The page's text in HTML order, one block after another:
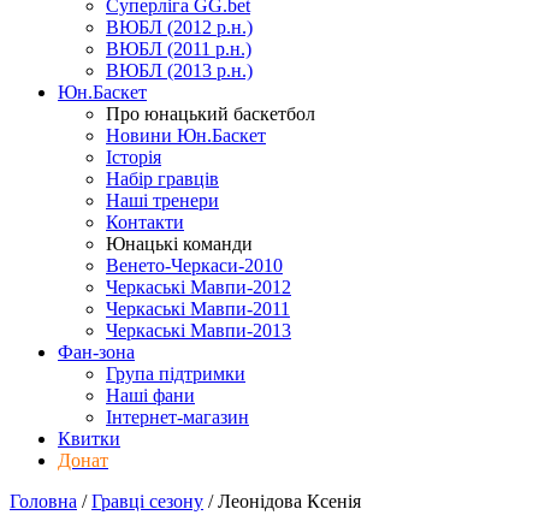
Суперліга GG.bet
ВЮБЛ (2012 р.н.)
ВЮБЛ (2011 р.н.)
ВЮБЛ (2013 р.н.)
Юн.Баскет
Про юнацький баскетбол
Новини Юн.Баскет
Історія
Набір гравців
Наші тренери
Контакти
Юнацькі команди
Венето-Черкаси-2010
Черкаські Мавпи-2012
Черкаські Мавпи-2011
Черкаські Мавпи-2013
Фан-зона
Група підтримки
Наші фани
Інтернет-магазин
Квитки
Донат
Головна /Гравці сезону /Леонідова Ксенія